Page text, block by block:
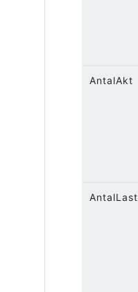
AntalAkt
AntalLast